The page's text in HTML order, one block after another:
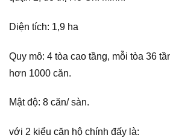
Diện tích: 1,9 ha
Quy mô: 4 tòa cao tầng, mỗi tòa 36
hơn 1000 căn.
Mật độ: 8 căn/ sàn.
với 2 kiểu căn hộ chính đấy là: